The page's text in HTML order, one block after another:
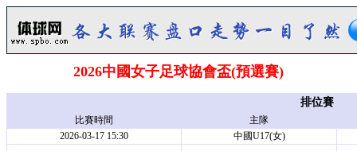
2026中國女子足球協會盃(預選賽)
排位賽
比賽時間
主隊
2026-03-17 15:30
中國U17(女)